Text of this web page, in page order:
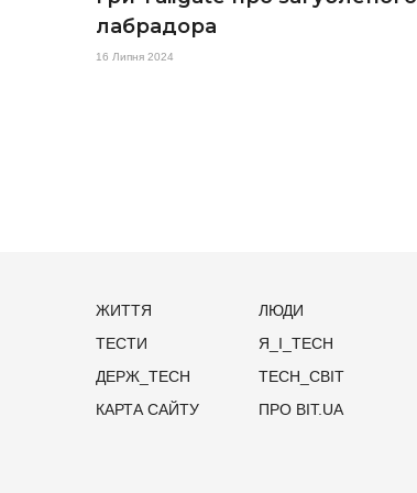
лабрадора
16 Липня 2024
ЖИТТЯ
ЛЮДИ
ТЕСТИ
Я_І_TECH
ДЕРЖ_TECH
TECH_СВІТ
КАРТА САЙТУ
ПРО BIT.UA